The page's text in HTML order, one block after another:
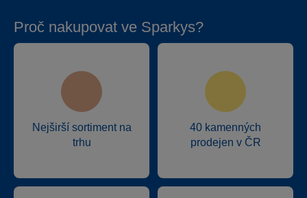
Proč nakupovat ve Sparkys?
Nejširší sortiment na
trhu
40 kamenných
prodejen v ČR